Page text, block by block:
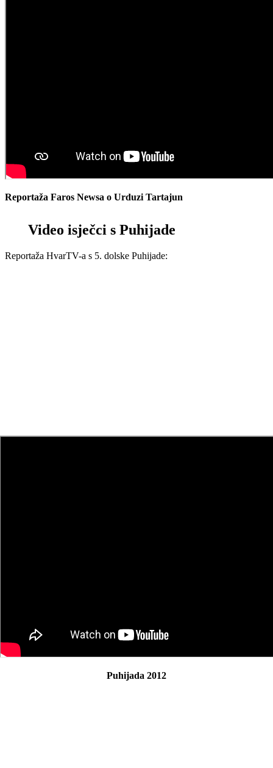
Reportaža Faros Newsa o Urduzi Tartajun
Video isječci s Puhijade
Reportaža HvarTV-a s 5. dolske Puhijade:
Puhijada 2012